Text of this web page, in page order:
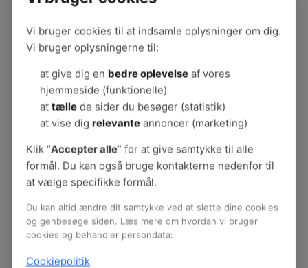
Støj og akustik i skolen
Bygninger og akustik
Organisering og pædagogik
Interview: Pædagogik dæmper uro
Sådan holder stemmen til et helt arbejdsliv i
uddannelsesverdenen
Cases og eksempler
Særlige regler om støj for børn og unge
Vi bruger cookies til at indsamle oplysninger om dig.
Vi bruger oplysningerne til:
at give dig en bedre oplevelseaf vores
hjemmeside (funktionelle)
at tællede sider du besøger (statistik)
at vise dig relevanteannoncer (marketing)
Klik “Accepter alle” for at give samtykke til alle
formål. Du kan også bruge kontakterne nedenfor til
at vælge specifikke formål.
Du kan altid ændre dit samtykke ved at slette dine cookies
og genbesøge siden. Læs mere om hvordan vi bruger
cookies og behandler persondata:
Cookiepolitik